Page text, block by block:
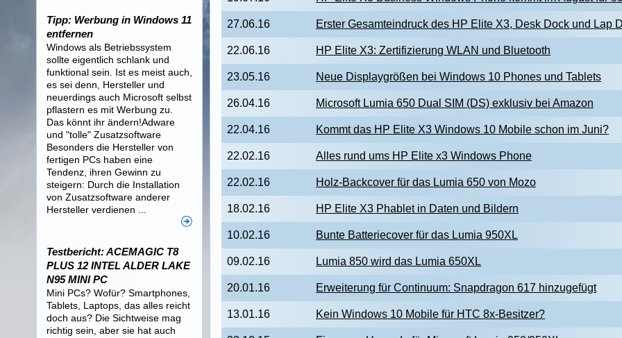
27.06.16 Erster Gesamteindruck des HP Elite X3, Desk Dock und Lap
22.06.16 HP Elite X3: Zertifizierung WLAN und Bluetooth
23.05.16 Neue Displaygrößen bei Windows 10 Phones und Tablets
26.04.16 Microsoft Lumia 650 Dual SIM (DS) exklusiv bei Amazon
22.04.16 Kommt das HP Elite X3 Windows 10 Mobile schon im Juni?
22.02.16 Alles rund ums HP Elite x3 Windows Phone
22.02.16 Holz-Backcover für das Lumia 650 von Mozo
18.02.16 HP Elite X3 Phablet in Daten und Bildern
10.02.16 Bunte Batteriecover für das Lumia 950XL
09.02.16 Lumia 850 wird das Lumia 650XL
20.01.16 Erweiterung für Continuum: Snapdragon 617 hinzugefügt
13.01.16 Kein Windows 10 Mobile für HTC 8x-Besitzer?
Tipp: Werbung in Windows 11
entfernen
Windows als Betriebssystem
sollte eigentlich schlank und
funktional sein. Ist es meist auch,
es sei denn, Hersteller und
neuerdings auch Microsoft selbst
pflastern es mit Werbung zu.
Das könnt ihr ändern!Adware
und "tolle" Zusatzsoftware
Besonders die Hersteller von
fertigen PCs haben eine
Tendenz, ihren Gewinn zu
steigern: Durch die Installation
von Zusatzsoftware anderer
Hersteller verdienen ...
Testbericht: ACEMAGIC T8
PLUS 12 INTEL ALDER LAKE
N95 MINI PC
Mini PCs? Wofür? Smartphones,
Tablets, Laptops, das alles reicht
doch aus? Die Sichtweise mag
richtig sein, aber sie hat auch